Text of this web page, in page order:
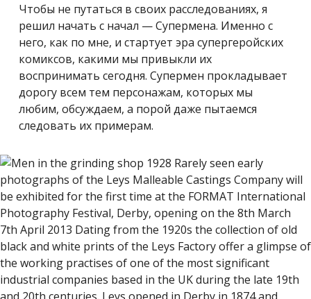
Чтобы не путаться в своих расследованиях, я
решил начать с начал — Супермена. Именно с
него, как по мне, и стартует эра супергеройских
комиксов, какими мы привыкли их
воспринимать сегодня. Супермен прокладывает
дорогу всем тем персонажам, которых мы
любим, обсуждаем, а порой даже пытаемся
следовать их примерам.